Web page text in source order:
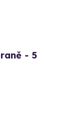
- 5